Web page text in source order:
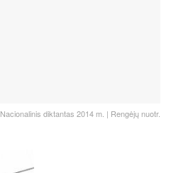
Nacionalinis diktantas 2014 m. | Rengėjų nuotr.